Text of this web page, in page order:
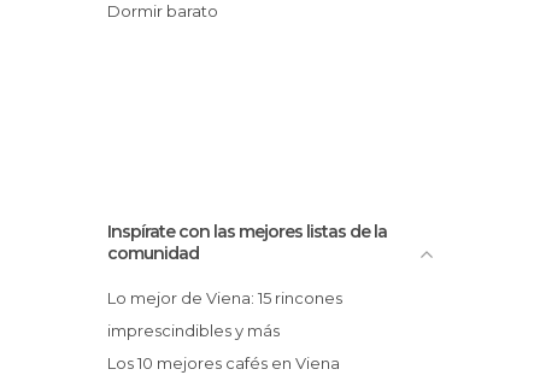
Dormir barato
Inspírate con las mejores listas de la
comunidad
Lo mejor de Viena: 15 rincones
imprescindibles y más
Los 10 mejores cafés en Viena